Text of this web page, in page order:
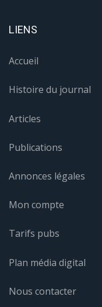
LIENS
Accueil
Histoire du journal
Articles
Publications
Annonces légales
Mon compte
Tarifs pubs
Plan média digital
Nous contacter